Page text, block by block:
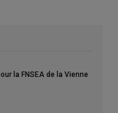
la FNSEA de la Vienne